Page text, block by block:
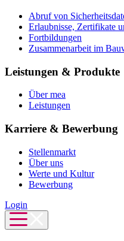
Abruf von
Erlaubnisse, Zertifikate
Fortbildungen
Zusammenarbeit im
Leistungen & Produkte
Über mea
Leistungen
Karriere & Bewerbung
Stellenmarkt
Über uns
Werte und Kultur
Bewerbung
Login